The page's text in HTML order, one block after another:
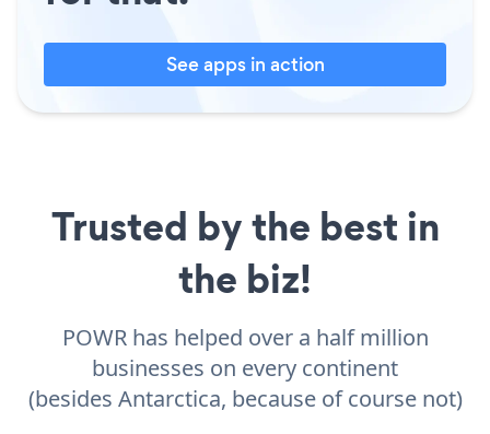
See apps in action
Trusted by the best in
the biz!
POWR has helped over a half million
businesses on every continent
(besides Antarctica, because of course not)